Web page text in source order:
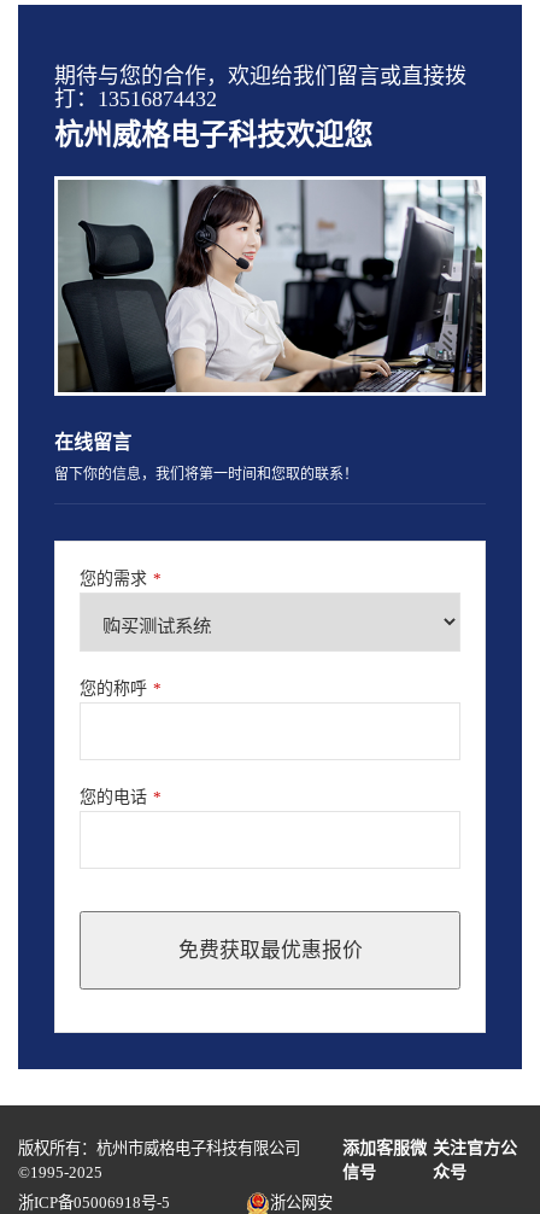
期待与您的合作，欢迎给我们留言或直接拨
打：13516874432
杭州威格电子科技欢迎您
在线留言
留下你的信息，我们将第一时间和您取的联系！
您的需求 *
您的称呼 *
您的电话 *
免费获取最优惠报价
should
blank
版权所有：杭州市威格电子科技有限公司
©1995-2025
添加客服微
信号
关注官方公
众号
浙ICP备05006918号-5
浙公网安